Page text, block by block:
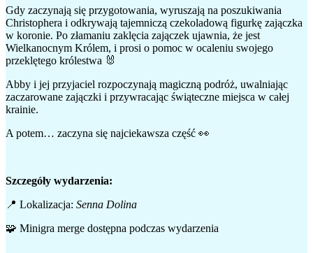
Gdy zaczynają się przygotowania, wyruszają na poszukiwania
Christophera i odkrywają tajemniczą czekoladową figurkę zajączka
w koronie. Po złamaniu zaklęcia zajączek ujawnia, że jest
Wielkanocnym Królem, i prosi o pomoc w ocaleniu swojego
przeklętego królestwa 🐰
Abby i jej przyjaciel rozpoczynają magiczną podróż, uwalniając
zaczarowane zajączki i przywracając świąteczne miejsca w całej
krainie.
A potem… zaczyna się najciekawsza część 👀
Szczegóły wydarzenia:
📍 Lokalizacja: Senna Dolina
🧩 Minigra merge dostępna podczas wydarzenia